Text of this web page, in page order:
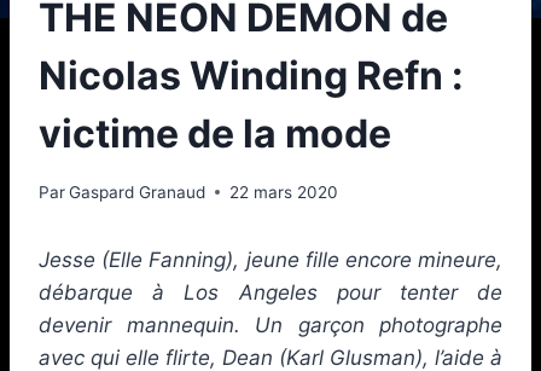
THE NEON DEMON de
Nicolas Winding Refn :
victime de la mode
ParGaspard Granaud 22 mars 2020
Jesse (Elle Fanning), jeune fille encore mineure,
débarque à Los Angeles pour tenter de
devenir mannequin. Un garçon photographe
avec qui elle flirte, Dean (Karl Glusman), l’aide à